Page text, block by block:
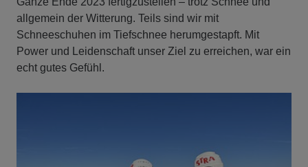
allgemein der Witterung. Teils sind wir mit
Schneeschuhen im Tiefschnee herumgestapft. Mit
Power und Leidenschaft unser Ziel zu erreichen, war ein
echt gutes Gefühl.